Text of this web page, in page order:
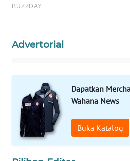
Advertorial
Dapatkan
Wahana News
Buka Katalog
WAHANA
WAHANA
WAHANA
TV
WAHANANEWS
ID
WAHANANEWS